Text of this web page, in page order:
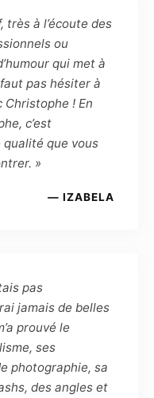
revendiquer
Le
par la loi, le
inaliénable de
le Modèle se
d’utilisation
de la séance
tacite,
reproduire et
à tout autre
dessin,
etc.)
très à l’écoute des
ou
qui met à
pas hésiter à
! En
c’est
que vous
»
— IZABELA
pas
jamais de belles
prouvé le
ses
photographie, sa
des angles et